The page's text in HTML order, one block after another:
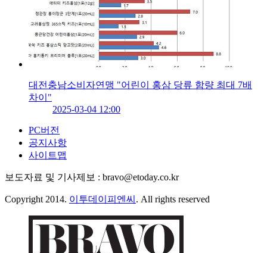
대전충남소비자연맹 "어린이 홍삼 당류 함량 최대 7배
차이"
2025-03-04 12:00
PC버전
공지사항
사이트맵
보도자료 및 기사제보 : bravo@etoday.co.kr
Copyright 2014. 이투데이피엔씨 . All rights reserved